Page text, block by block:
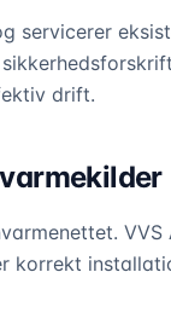
servicerer
drift.
korrekt